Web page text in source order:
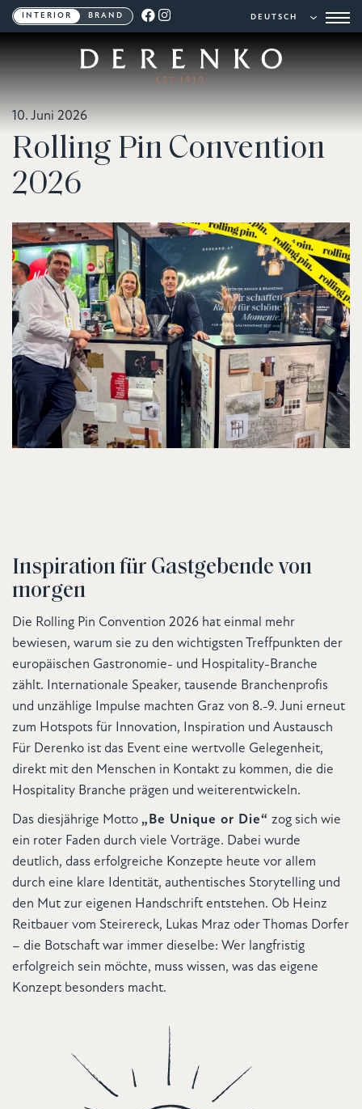
INTERIOR BRAND
10. Juni 2026
Rolling Pin Convention
2026
Inspiration für Gastgebende von
morgen
Die Rolling Pin Convention 2026 hat einmal mehr
bewiesen, warum sie zu den wichtigsten Treffpunkten der
europäischen Gastronomie- und Hospitality-Branche
zählt. Internationale Speaker, tausende Branchenprofis
und unzählige Impulse machten Graz von 8.-9. Juni erneut
zum Hotspots für Innovation, Inspiration und Austausch
Für Derenko ist das Event eine wertvolle Gelegenheit,
direkt mit den Menschen in Kontakt zu kommen, die die
Hospitality Branche prägen und weiterentwickeln.
Das diesjährige Motto „Be Unique or Die“ zog sich wie
ein roter Faden durch viele Vorträge. Dabei wurde
deutlich, dass erfolgreiche Konzepte heute vor allem
durch eine klare Identität, authentisches Storytelling und
den Mut zur eigenen Handschrift entstehen. Ob Heinz
Reitbauer vom Steirereck, Lukas Mraz oder Thomas Dorfer
– die Botschaft war immer dieselbe: Wer langfristig
erfolgreich sein möchte, muss wissen, was das eigene
Konzept besonders macht.